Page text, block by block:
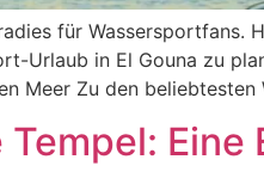
für
Urlaub in El Gouna zu
Meer Zu den